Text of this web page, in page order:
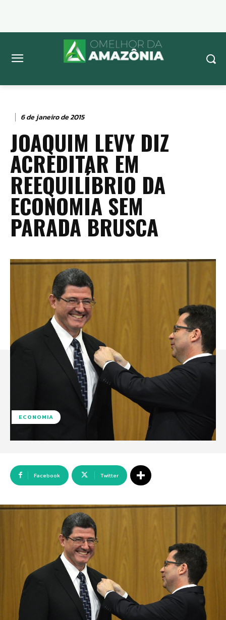
6 de janeiro de 2015
JOAQUIM LEVY DIZ
ACREDITAR EM
REEQUILÍBRIO DA
ECONOMIA SEM
PARADA BRUSCA
ECONOMIA
Facebook Twitter